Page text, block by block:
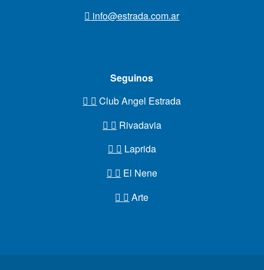
info@estrada.com.ar
Seguinos
Club Angel Estrada
Rivadavia
Laprida
El Nene
Arte